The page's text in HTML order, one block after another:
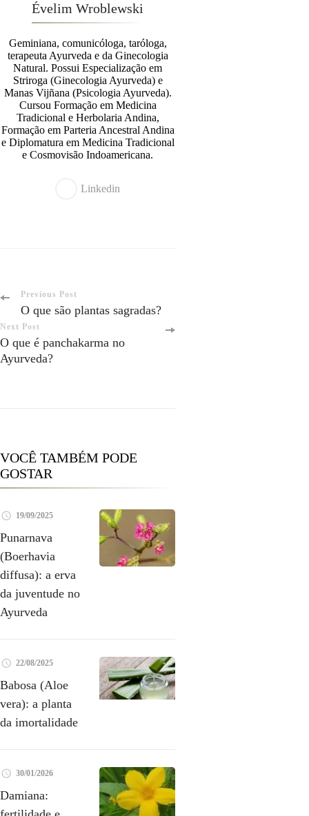
Évelim Wroblewski
Geminiana, comunicóloga, taróloga,
terapeuta Ayurveda e da Ginecologia
Natural. Possui Especialização em
Striroga (Ginecologia Ayurveda) e
Manas Vijñana (Psicologia Ayurveda).
Cursou Formação em Medicina
Tradicional e Herbolaria Andina,
Formação em Parteria Ancestral Andina
e Diplomatura em Medicina Tradicional
e Cosmovisão Indoamericana.
Post
Navigation
Previous Post
O que são plantas sagradas?
Next Post
O que é panchakarma no
Ayurveda?
VOCÊ TAMBÉM PODE
GOSTAR
19/09/2025
Punarnava
(Boerhavia
diffusa): a erva
da juventude no
Ayurveda
22/08/2025
Babosa (Aloe
vera): a planta
da imortalidade
30/01/2026
Damiana: